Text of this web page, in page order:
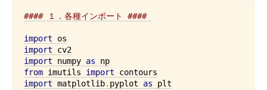
#### １．各種インポート ####
import
import
cv2
import numpy as
np
from imutils import
import matplotlib. pyplot as